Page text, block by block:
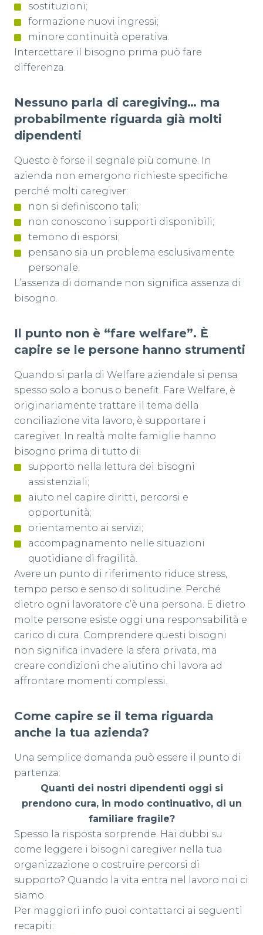
sostituzioni;
formazione nuovi ingressi;
minore continuità operativa.
Intercettare il bisogno prima può fare
differenza.
Nessuno parla di caregiving… ma
probabilmente riguarda già molti
dipendenti
Questo è forse il segnale più comune. In
azienda non emergono richieste specifiche
perché molti caregiver:
non si definiscono tali;
non conoscono i supporti disponibili;
temono di esporsi;
pensano sia un problema esclusivamente
personale.
L’assenza di domande non significa assenza di
bisogno.
Il punto non è “fare welfare”. È
capire se le persone hanno strumenti
Quando si parla di Welfare aziendale si pensa
spesso solo a bonus o benefit. Fare Welfare, è
originariamente trattare il tema della
conciliazione vita lavoro, è supportare i
caregiver. In realtà molte famiglie hanno
bisogno prima di tutto di:
supporto nella lettura dei bisogni
assistenziali;
aiuto nel capire diritti, percorsi e
opportunità;
orientamento ai servizi;
accompagnamento nelle situazioni
quotidiane di fragilità.
Avere un punto di riferimento riduce stress,
tempo perso e senso di solitudine. Perché
dietro ogni lavoratore c’è una persona. E dietro
molte persone esiste oggi una responsabilità e
carico di cura. Comprendere questi bisogni
non significa invadere la sfera privata, ma
creare condizioni che aiutino chi lavora ad
affrontare momenti complessi.
Come capire se il tema riguarda
anche la tua azienda?
Una semplice domanda può essere il punto di
partenza:
Quanti dei nostri dipendenti oggi si
prendono cura, in modo continuativo, di un
familiare fragile?
Spesso la risposta sorprende. Hai dubbi su
come leggere i bisogni caregiver nella tua
organizzazione o costruire percorsi di
supporto? Quando la vita entra nel lavoro noi ci
siamo.
Per maggiori info puoi contattarci ai seguenti
recapiti: